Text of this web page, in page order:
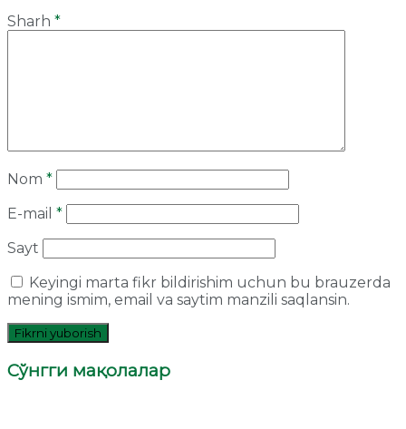
Sharh *
Nom *
E-mail *
Sayt
Keyingi marta fikr bildirishim uchun bu brauzerda
mening ismim, email va saytim manzili saqlansin.
Сўнгги мақолалар